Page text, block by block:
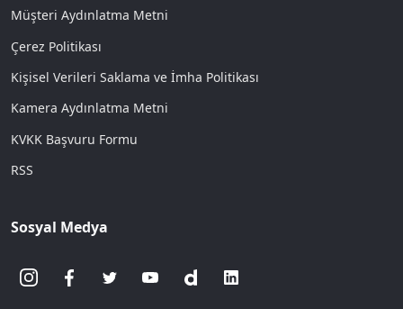
Müşteri Aydınlatma Metni
Çerez Politikası
Kişisel Verileri Saklama ve İmha Politikası
Kamera Aydınlatma Metni
KVKK Başvuru Formu
RSS
Sosyal Medya